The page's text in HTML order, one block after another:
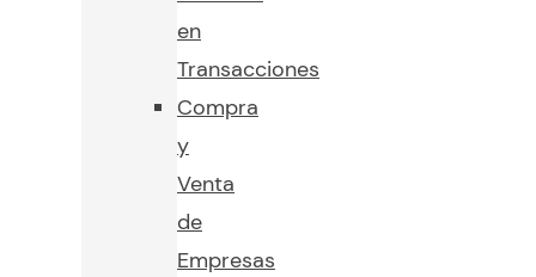
en
Transacciones
Compra
y
Venta
de
Empresas